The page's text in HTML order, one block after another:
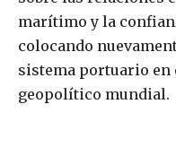
marítimo y la
colocando
sistema portuario en
geopolítico mundial.